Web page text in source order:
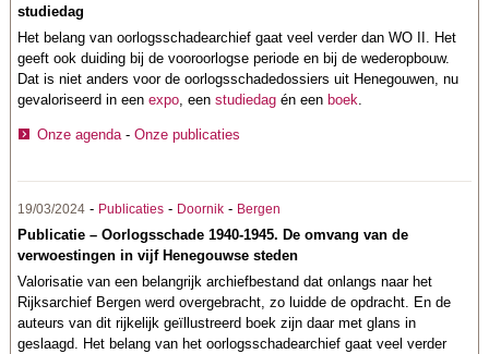
studiedag
Het belang van oorlogsschadearchief gaat veel verder dan WO II. Het
geeft ook duiding bij de vooroorlogse periode en bij de wederopbouw.
Dat is niet anders voor de oorlogsschadedossiers uit Henegouwen, nu
gevaloriseerd in eenexpo, eenstudiedag én een boek.
Onze agenda -Onze publicaties
19/03/2024 - Publicaties - Doornik - Bergen
Publicatie – Oorlogsschade 1940-1945. De omvang van de
verwoestingen in vijf Henegouwse steden
Valorisatie van een belangrijk archiefbestand dat onlangs naar het
Rijksarchief Bergen werd overgebracht, zo luidde de opdracht. En de
auteurs van dit rijkelijk geïllustreerd boek zijn daar met glans in
geslaagd. Het belang van het oorlogsschadearchief gaat veel verder